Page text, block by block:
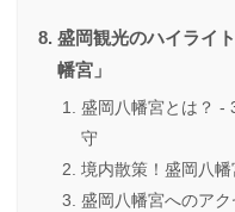
盛岡観光のハイライ
幡宮」
盛岡八幡宮とは？ -
守
境内散策！盛岡八
盛岡八幡宮へのア